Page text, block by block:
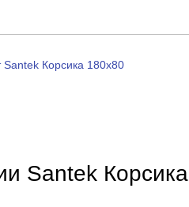
Корсика 180х80
Santek Корсика